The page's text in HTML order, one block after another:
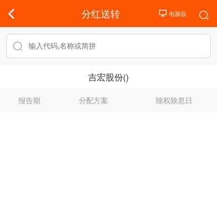
分红送转
吉宏股份()
报告期 分配方案 除权除息日